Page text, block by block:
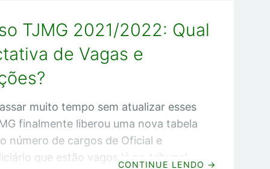
E como eu fiz isso? No dia 22 de
do TJMG fez
TJMG 2021/2022: Qual
de Vagas e
muito tempo sem atualizar esses
finalmente liberou uma nova tabela
número de cargos de Oficial e
que estão vagos lá no tribunal.
CONTINUE LENDO →